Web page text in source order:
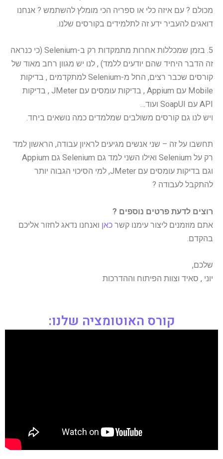
מכולם ? עם איזה כלי או ספריה הכי מומלץ להשתמש ? אנחנו
דואגים להעביר ידע זה לתלמידים בקורסים שלנו.
5. בזמן שמכללות אחרות מתמקדות רק ב-Selenium (כי כנראה
זה הדבר היחיד שהם יודעים ללמד) , לנו יש מגוון רחב מאוד של
קורסים שכבר רצים, החל מ-Selenium למתקדמים , בדיקות
Mobile עם Appium , בדיקות עומסים עם JMeter , בדיקות
API עם SoapUI ועוד…
ויש לנו גם קורסים משולבים שמלמדים כמה נושאים ביחד.
תחשבו על זה – שני אנשים מגיעים לראיון עבודה, הראשון למד
רק על Selenium ואילו השני למד גם Selenium גם Appium
וגם בדיקות עומסים עם JMeter, למי הסיכוי הגבוה יותר
להתקבל לעבודה ?
רוצים לדעת פרטים נוספים ?
אתם מוזמנים ליצור עימנו קשר כאן ואנחנו נדאג לחזור אליכם
בהקדם.
שלכם,
יוני , סאיד וצוות הפיתוח וההדרכות
קורס האוטומציה שלנו: